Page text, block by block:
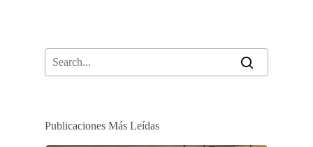
Publicaciones Más Leídas